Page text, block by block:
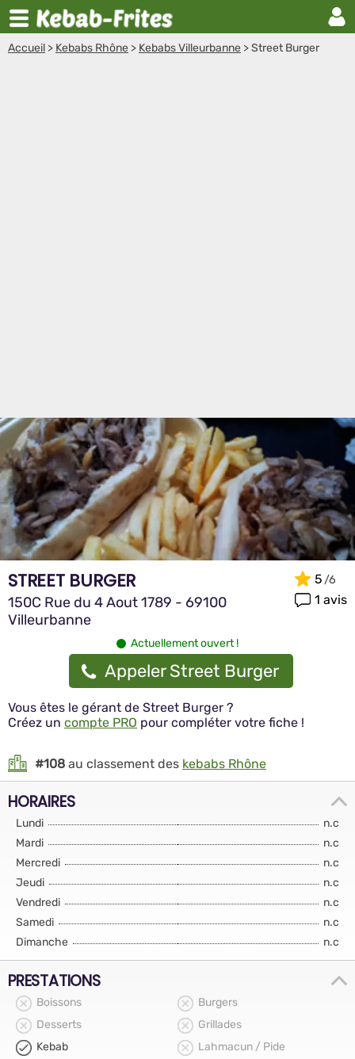
Accueil > Kebabs Rhône > Kebabs Villeurbanne >Street Burger
STREET BURGER
150C Rue du 4 Aout 1789 - 69100
Villeurbanne
5
1 avis
Actuellement ouvert !
Appeler Street Burger
Vous êtes le gérant de Street Burger ?
Créez un compte PRO pour compléter votre fiche !
#108 au classement des kebabs Rhône
HORAIRES
Lundi
n.c
Mardi
n.c
Mercredi
n.c
Jeudi
n.c
Vendredi
n.c
Samedi
n.c
Dimanche
n.c
PRESTATIONS
Boissons
Burgers
Desserts
Grillades
Kebab
Lahmacun / Pide